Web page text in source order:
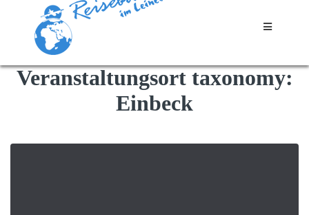
Veranstaltungsort taxonomy:
Einbeck